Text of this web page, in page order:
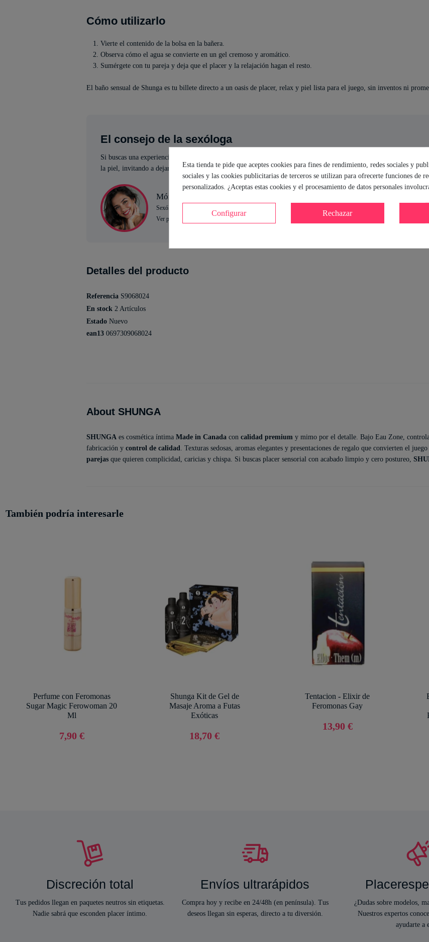
Cómo utilizarlo
Vierte el contenido de la bolsa en la bañera.
Observa cómo el agua se convierte en un gel cremoso y aromático.
Sumérgete con tu pareja y deja que el placer y la relajación hagan el resto.
El baño sensual de Shunga es tu billete directo a un oasis de placer, relax y piel lista para el juego, sin inventos ni
El consejo de la sexóloga
Si buscas una experiencia diferente y sensual en pareja, este baño inspirado en la tradición japonesa es tu aliado.
la piel, invitando a dejarse llevar por las sensaciones. Recuerda: el placer empieza en el agua, pero no tiene por qué
Mónica Branni
Sexóloga de Industrial Erótica
Ver perfil
Detalles del producto
Referencia S9068024
En stock 2 Artículos
Estado Nuevo
ean13 0697309068024
About SHUNGA
SHUNGA es cosmética íntima Made in Canada con calidad premium y mimo por el detalle. Bajo Eau Zone,
fabricación y control de calidad
. Texturas sedosas, aromas elegantes y presentaciones de regalo que convierten el
parejas que quieren complicidad, caricias y chispa. Si buscas placer sensorial con acabado limpio y cero postureo,
También podría interesarle
Perfume con Feromonas
Sugar Magic Ferowoman 20
Ml
7,90 €
Shunga Kit de Gel de
Masaje Aroma a Futas
Exóticas
18,70 €
Tentacion - Elixir de
Feromonas Gay
13,90 €
Discreción total
Tus pedidos llegan en paquetes neutros sin etiquetas.
Nadie sabrá que esconden placer íntimo.
Envíos ultrarápidos
Compra hoy y recibe en 24/48h (en península). Tus
deseos llegan sin esperas, directo a tu diversión.
¿Dudas sobre modelos,
Nuestros expertos
ayudarte a
Esta tienda te pide que aceptes cookies para fines de rendimiento, redes sociales y
sociales y las cookies publicitarias de terceros se utilizan para ofrecerte funciones de
personalizados. ¿Aceptas estas cookies y el procesamiento de datos personales
Configurar Rechazar